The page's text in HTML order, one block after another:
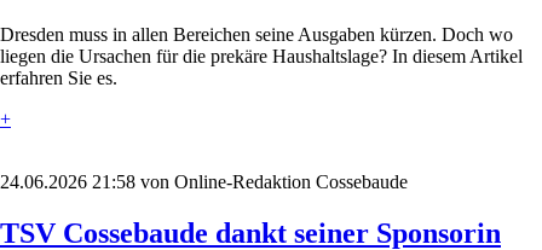
Dresden muss in allen Bereichen seine Ausgaben kürzen. Doch wo
liegen die Ursachen für die prekäre Haushaltslage? In diesem Artikel
erfahren Sie es.
+
24.06.2026 21:58 von Online-Redaktion Cossebaude
TSV Cossebaude dankt seiner Sponsorin